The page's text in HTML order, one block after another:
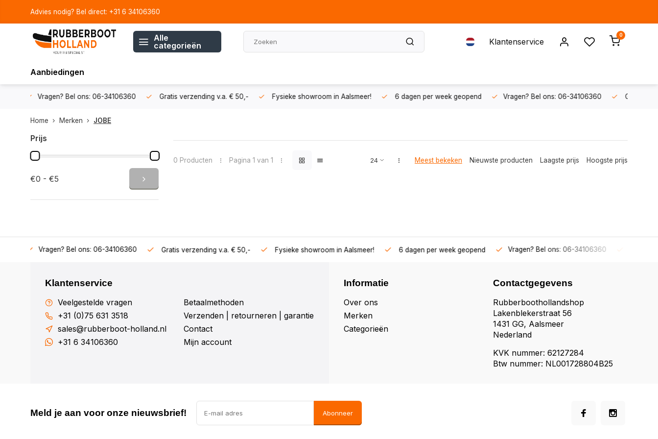
Advies nodig? Bel direct: +31 6 34106360
Alle
categorieën
Klantenservice
0
Aanbiedingen
34106360 Gratis verzending v.a. € 50,- Fysieke showroom in Aalsmeer! 6 dagen per week geopend Vragen? Bel ons: 06-34106360 Gratis verzending v.a. € 50,-
Home Merken JOBE
Prijs
€0 - €5
0 Producten Pagina 1 van 1 Meest bekeken Nieuwste producten Laagste prijs Hoogste prijs
34106360 Gratis verzending v.a. € 50,- Fysieke showroom in Aalsmeer! 6 dagen per week geopend Vragen? Bel ons: 06-34106360 Gratis verzending v.a. € 50,-
Klantenservice
Veelgestelde vragen
+31 (0)75 631 3518
sales@rubberboot-holland.nl
+31 6 34106360
Betaalmethoden
Verzenden | retourneren | garantie
Contact
Mijn account
Informatie
Over ons
Merken
Categorieën
Contactgegevens
Rubberboothollandshop
Lakenblekerstraat 56
1431 GG, Aalsmeer
Nederland
KVK nummer: 62127284
Btw nummer: NL001728804B25
Meld je aan voor onze nieuwsbrief! Abonneer